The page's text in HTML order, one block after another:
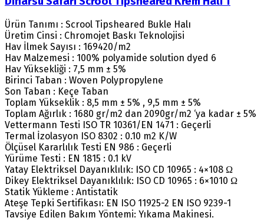
Ürün Tanımı : Scrool Tipsheared Bukle Halı
Üretim Cinsi : Chromojet Baskı Teknolojisi
Hav İlmek Sayısı : 169420/m2
Hav Malzemesi : 100% polyamide solution dyed 6
Hav Yüksekliği : 7,5 mm ± 5%
Birinci Taban : Woven Polypropylene
Son Taban : Keçe Taban
Toplam Yükseklik : 8,5 mm ± 5% , 9,5 mm ± 5%
Toplam Ağırlık : 1680 gr/m2 dan 2090gr/m2 ‘ya kadar ± 5%
Vettermann Testi ISO TR 10361/EN 1471 : Geçerli
Termal İzolasyon ISO 8302 : 0.10 m2 K/W
Ölçüsel Kararlılık Testi EN 986 : Geçerli
Yürüme Testi : EN 1815 : 0.1 kV
Yatay Elektriksel Dayanıklılık: ISO CD 10965 : 4×108 Ω
Dikey Elektriksel Dayanıklılık: ISO CD 10965 : 6×1010 Ω
Statik Yükleme : Antistatik
Ateşe Tepki Sertifikası: EN ISO 11925-2 EN ISO 9239-1
Tavsiye Edilen Bakım Yöntemi: Yıkama Makinesi.